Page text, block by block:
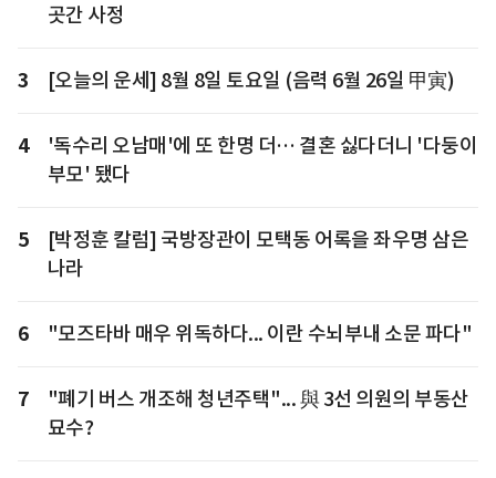
곳간 사정
3 [오늘의 운세] 8월 8일 토요일 (음력 6월 26일 甲寅)
4
'독수리 오남매'에 또 한명 더… 결혼 싫다더니 '다둥이
부모' 됐다
5
[박정훈 칼럼] 국방장관이 모택동 어록을 좌우명 삼은
나라
6 "모즈타바 매우 위독하다... 이란 수뇌부내 소문 파다"
7
"폐기 버스 개조해 청년주택"... 與 3선 의원의 부동산
묘수?